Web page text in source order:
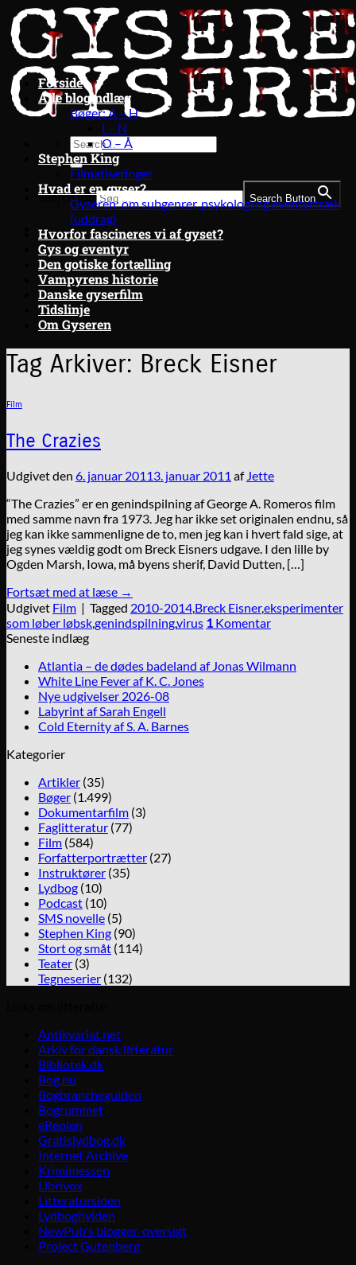
Fortsæt
til
indhold
Search for: Search Button
Forside
Alle blogindlæg
Bøger: A – H
I – N
O – Å
Stephen King
Filmatiseringer
Hvad er en gyser?
Gyseren: om subgenrer, psykologi og eventyrtræk
(uddrag)
Hvorfor fascineres vi af gyset?
Gys og eventyr
Den gotiske fortælling
Vampyrens historie
Danske gyserfilm
Tidslinje
Om Gyseren
Tag Arkiver: Breck Eisner
Film
The Crazies
Udgivet den 6. januar 20113. januar 2011 af Jette
“The Crazies” er en genindspilning af George A. Romeros film
med samme navn fra 1973. Jeg har ikke set originalen endnu, så
jeg kan ikke sammenligne de to, men jeg kan i hvert fald sige, at
jeg synes vældig godt om Breck Eisners udgave. I den lille by
Ogden Marsh, Iowa, må byens sherif, David Dutten, […]
Fortsæt med at læse →
Udgivet Film | Tagged 2010-2014,Breck Eisner,eksperimenter
som løber løbsk,genindspilning,virus 1 Komentar
Seneste indlæg
Atlantia – de dødes badeland af Jonas Wilmann
White Line Fever af K. C. Jones
Nye udgivelser 2026-08
Labyrint af Sarah Engell
Cold Eternity af S. A. Barnes
Kategorier
Artikler (35)
Bøger (1.499)
Dokumentarfilm (3)
Faglitteratur (77)
Film (584)
Forfatterportrætter (27)
Instruktører (35)
Lydbog (10)
Podcast (10)
SMS novelle (5)
Stephen King (90)
Stort og småt (114)
Teater (3)
Tegneserier (132)
Antikvariat.net
Arkiv for dansk litteratur
Bibliotek.dk
Bog.nu
Bogbrancheguiden
Bogrummet
eReolen
Gratislydbog.dk
Internet Archive
Krimimessen
Librivox
Litteratursiden
Lydboghylden
NewPub's blogger-oversigt
Project Gutenberg